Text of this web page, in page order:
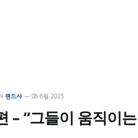
랜드사— 08 8월 2025
– “그들이 움직이